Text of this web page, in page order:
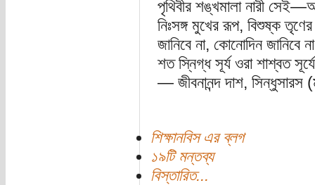
পৃথিবীর শঙ্খমালা নারী
নিঃসঙ্গ মুখের রূপ, বিশুষ্ক
জানিবে না, কোনোদিন জানিবে
শত স্নিগ্ধ সূর্য ওরা শাশ্বত
— জীবনানন্দ দাশ, সিন্ধুসারস
শিক্ষানবিস এর ব্লগ
১৯টি মন্তব্য
বিস্তারিত...